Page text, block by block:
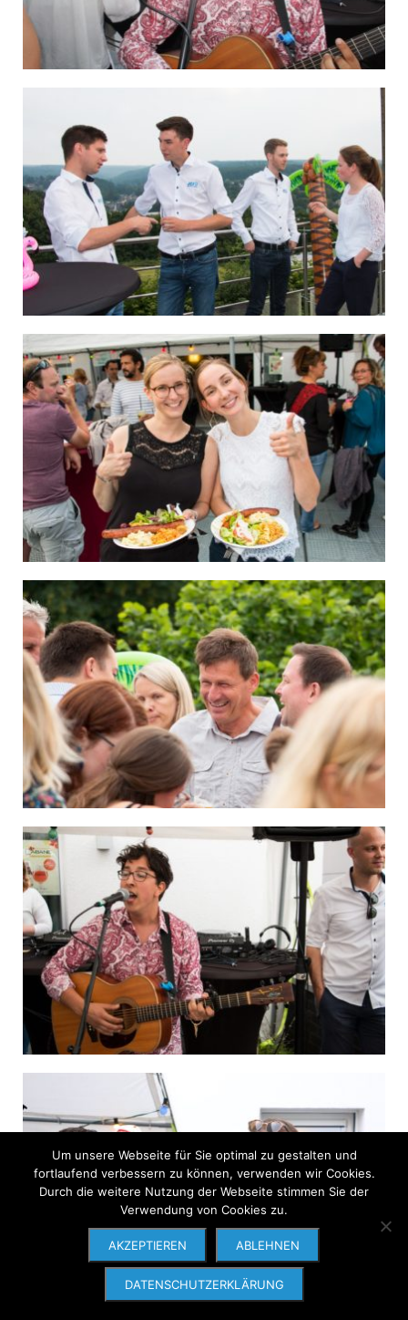
Um unsere Webseite für Sie optimal zu gestalten und
fortlaufend verbessern zu können, verwenden wir Cookies.
Durch die weitere Nutzung der Webseite stimmen Sie der
Verwendung von Cookies zu.
AKZEPTIEREN ABLEHNEN
DATENSCHUTZERKLÄRUNG